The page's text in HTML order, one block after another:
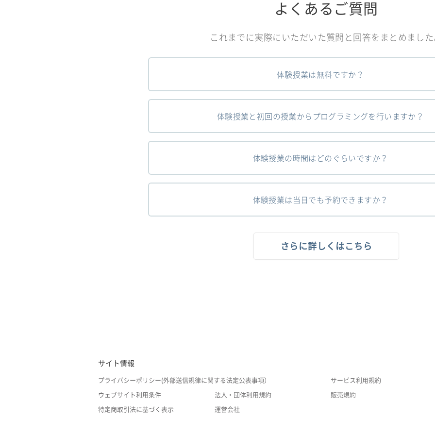
よくあるご質問
これまでに実際にいただいた質問と回答をまとめまし
体験授業は無料ですか？
体験授業と初回の授業からプログラミングを行いますか？
体験授業の時間はどのぐらいですか？
体験授業は当日でも予約できますか？
さらに詳しくはこちら
サイト情報
プライバシーポリシー(外部送信規律に関する法定公表事項） サービス利用規約
ウェブサイト利用条件 法人・団体利用規約 販売規約
特定商取引法に基づく表示 運営会社